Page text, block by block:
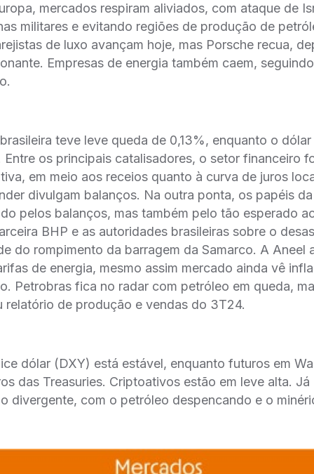
mercados respiram aliviados, com ataque de
militares e evitando regiões de produção de
de luxo avançam hoje, mas Porsche recua,
Empresas de energia também caem,
teve leve queda de 0,13%, enquanto o
Entre os principais catalisadores, o setor financeiro
em meio aos receios quanto à curva de juros
divulgam balanços. Na outra ponta, os papéis
pelos balanços, mas também pelo tão esperado
BHP e as autoridades brasileiras sobre o
do rompimento da barragem da Samarco. A Aneel
de energia, mesmo assim mercado ainda vê
Petrobras fica no radar com petróleo em queda,
relatório de produção e vendas do 3T24.
dólar (DXY) está estável, enquanto futuros em
das Treasuries. Criptoativos estão em leve alta.
divergente, com o petróleo despencando e o